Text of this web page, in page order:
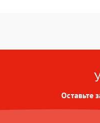
Поломка
Оставьте